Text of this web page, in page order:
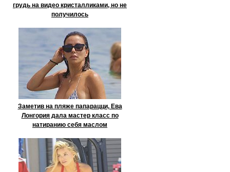
грудь на видео кристалликами, но не
получилось
Заметив на пляже папарацци, Ева
Лонгория дала мастер класс по
натиранию себя маслом